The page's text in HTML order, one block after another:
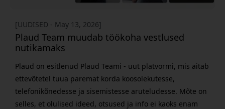
[UUDISED - May 13, 2026]
Plaud Team muudab töökoha vestlused
nutikamaks
Plaud on esitlenud Plaud Teami - uut platvormi, mis aitab
ettevõtetel tuua paremat korda koosolekutesse,
telefonikõnedesse ja sisemistesse aruteludesse. Mõte on
selles, et olulised ideed, otsused ja info ei kaoks enam